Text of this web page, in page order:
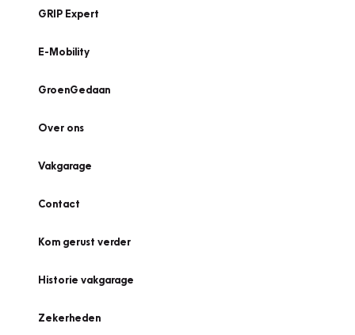
GRIP Expert
E-Mobility
GroenGedaan
Over ons
Vakgarage
Contact
Kom gerust verder
Historie vakgarage
Zekerheden